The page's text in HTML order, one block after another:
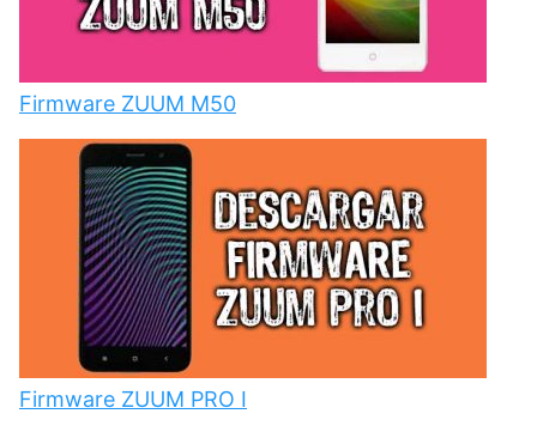
Firmware ZUUM M50
Firmware ZUUM PRO I